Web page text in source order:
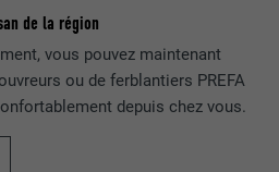
de la région
vous pouvez maintenant
ou de ferblantiers PREFA
depuis chez vous.